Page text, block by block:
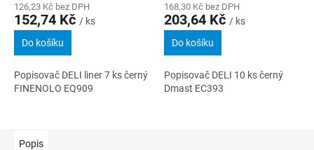
126,23 Kč bez DPH
152,74 Kč / ks
Do košíku
Popisovač DELI liner 7 ks černý
FINENOLO EQ909
168,30 Kč bez DPH
203,64 Kč / ks
Do košíku
Popisovač DELI 10 ks černý
Dmast EC393
Popis